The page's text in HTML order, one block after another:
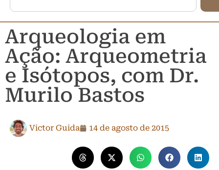
Arqueologia em
Ação: Arqueometria
e Isótopos, com Dr.
Murilo Bastos
Victor Guida 14 de agosto de 2015